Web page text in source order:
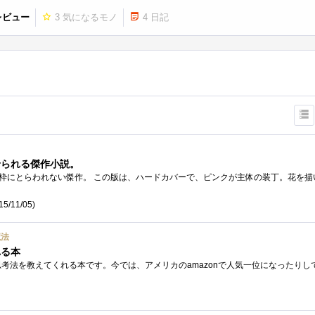
ビュー 3 気になるモノ 4 日記
れる傑作小説。
11/05)
本